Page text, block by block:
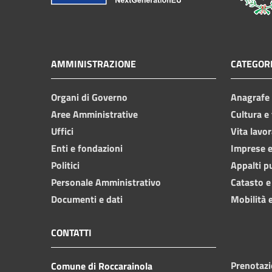
AMMINISTRAZIONE
Organi di Governo
Aree Amministrative
Uffici
Enti e fondazioni
Politici
Personale Amministrativo
Documenti e dati
Cultura
Vita
Imprese
Appalti
Catasto
Mobilità
CONTATTI
Comune di Roccarainola